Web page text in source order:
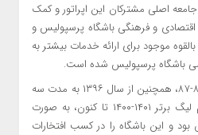
اصلی مشترکان این اپراتور و کمک
اقتصادی و فرهنگی باشگاه پرسپولیس و
موجود برای ارائه خدمات بیشتر به
باشگاه پرسپولیس شده است.
ایرانسل پیش از این، در سال ۸۶-۸۷، همچنین از سال ۱۳۹۶ به مدت سه
سال و نیز از آغاز نیم فصل دوم لیگ برتر ۱۴۰۱-۱۴۰۰ تا کنون، به صورت
و این باشگاه را در کسب افتخارات